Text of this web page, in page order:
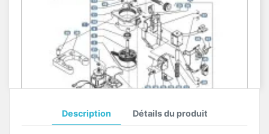
Description Détails du produit